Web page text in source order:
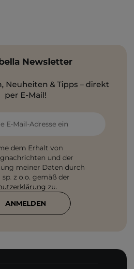
Newsletter
Neuheiten & Tipps – direkt
per E-Mail!
E-Mail-Adresse ein
dem Erhalt von
und der
meiner Daten durch
sp. z o.o. gemäß der
zu.
ANMELDEN